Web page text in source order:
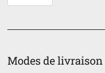
Modes de livraison